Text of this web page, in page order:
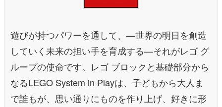
遊びが持つパワーを通して、—世界の明日を創造
していく未来の担い手を育成する—それがレゴ グ
ループの使命です。レゴ ブロックと基礎部分から
なるLEGO System in Playは、子どもから大人ま
で誰もが、思い通りにものを作り上げ、好きに形